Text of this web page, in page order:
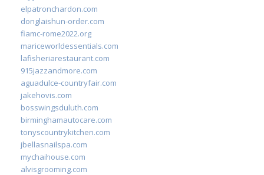
elpatronchardon.com
donglaishun-order.com
fiamc-rome2022.org
mariceworldessentials.com
lafisheriarestaurant.com
915jazzandmore.com
aguadulce-countryfair.com
jakehovis.com
bosswingsduluth.com
birminghamautocare.com
tonyscountrykitchen.com
jbellasnailspa.com
mychaihouse.com
alvisgrooming.com